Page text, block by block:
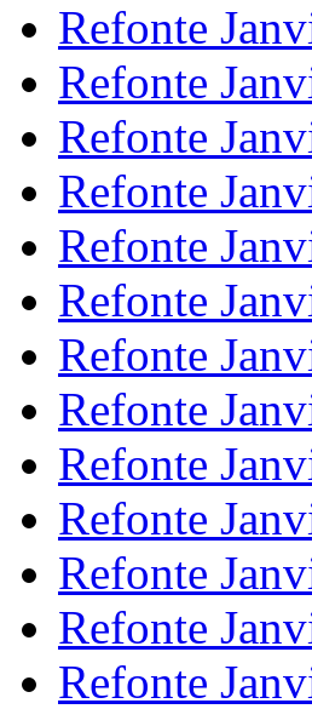
Refonte
Refonte
Refonte
Refonte
Refonte
Refonte
Refonte
Refonte
Refonte
Refonte
Refonte
Refonte
Refonte